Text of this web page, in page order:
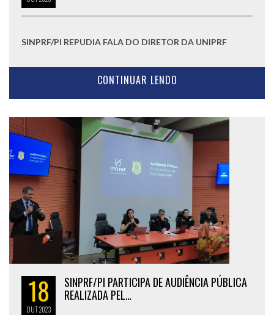
SINPRF/PI REPUDIA FALA DO DIRETOR DA UNIPRF
CONTINUAR LENDO
18
OUT2023
SINPRF/PI PARTICIPA DE AUDIÊNCIA PÚBLICA
REALIZADA PEL…